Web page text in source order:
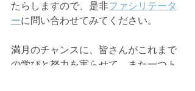
たらしますので、是非ファシリテータ
ーに問い合わせてみてください。
満月のチャンスに、皆さんがこれまで
の学びと努力を実らせて、また一つト